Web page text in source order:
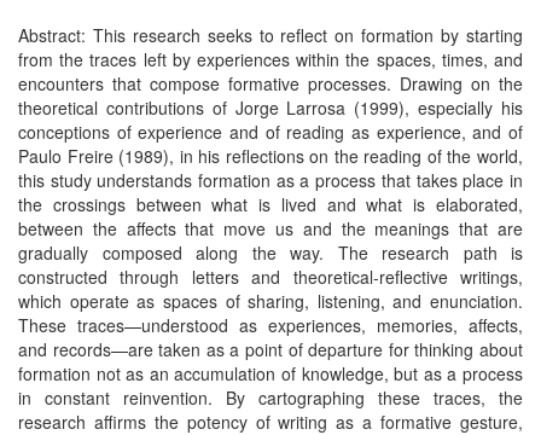
Abstract: This research seeks to reflect on formation by starting
from the traces left by experiences within the spaces, times, and
encounters that compose formative processes. Drawing on the
theoretical contributions of Jorge Larrosa (1999), especially his
conceptions of experience and of reading as experience, and of
Paulo Freire (1989), in his reflections on the reading of the world,
this study understands formation as a process that takes place in
the crossings between what is lived and what is elaborated,
between the affects that move us and the meanings that are
gradually composed along the way. The research path is
constructed through letters and theoretical-reflective writings,
which operate as spaces of sharing, listening, and enunciation.
These traces—understood as experiences, memories, affects,
and records—are taken as a point of departure for thinking about
formation not as an accumulation of knowledge, but as a process
in constant reinvention. By cartographing these traces, the
research affirms the potency of writing as a formative gesture,